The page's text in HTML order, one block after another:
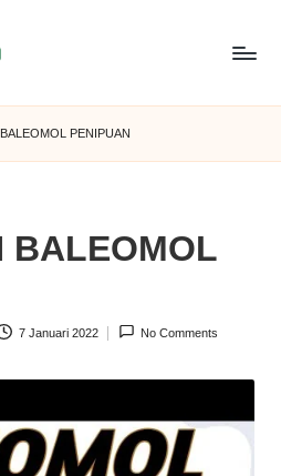
PENIPUAN
BALEOMOL
7 Januari 2022 No Comments